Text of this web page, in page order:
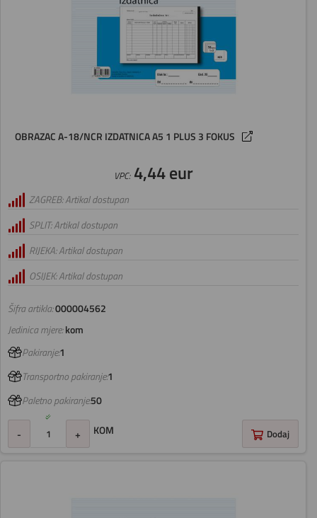
OBRAZAC A-18/NCR IZDATNICA A5 1 PLUS 3 FOKUS
Šifra artikla:000004562
VPC:4,44 eur
ZAGREB: Artikal dostupan
SPLIT: Artikal dostupan
RIJEKA: Artikal dostupan
OSIJEK: Artikal dostupan
Jedinica mjere:kom
Pakiranje:1
Transportno pakiranje:1
Paletno pakiranje:50
- + KOM Dodaj